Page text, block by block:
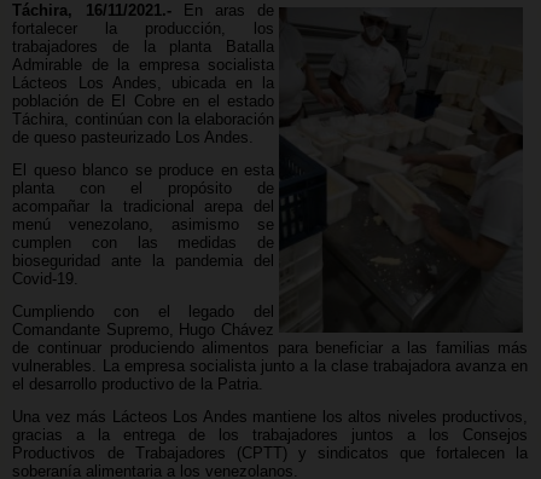
Táchira, 16/11/2021.-
En aras de
fortalecer la producción, los
trabajadores de la planta Batalla
Admirable de la empresa socialista
Lácteos Los Andes, ubicada en la
población de El Cobre en el estado
Táchira, continúan con la elaboración
de queso pasteurizado Los Andes.
El queso blanco se produce en esta
planta con el propósito de
acompañar la tradicional arepa del
menú venezolano, asimismo se
cumplen con las medidas de
bioseguridad ante la pandemia del
Covid-19.
Cumpliendo con el legado del
Comandante Supremo, Hugo Chávez
de continuar produciendo alimentos para beneficiar a las familias más
vulnerables. La empresa socialista junto a la clase trabajadora avanza en
el desarrollo productivo de la Patria.
Una vez más Lácteos Los Andes mantiene los altos niveles productivos,
gracias a la entrega de los trabajadores juntos a los Consejos
Productivos de Trabajadores (CPTT) y sindicatos que fortalecen la
soberanía alimentaria a los venezolanos.